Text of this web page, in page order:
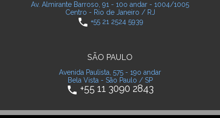
Av. Almirante Barroso, 91 - 10o andar - 1004/1005
Centro - Rio de Janeiro / RJ
phone +55 21 2524 5939
SÃO PAULO
Avenida Paulista, 575 - 19o andar
Bela Vista - São Paulo / SP
phone +55 11 3090 2843